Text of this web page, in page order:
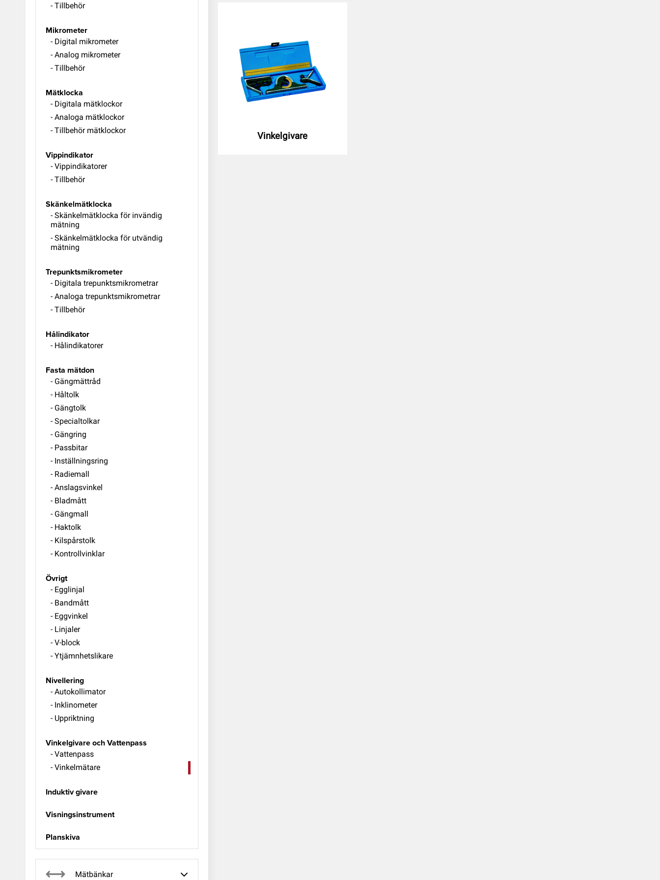
- Tillbehör
Mikrometer
- Digital mikrometer
- Analog mikrometer
- Tillbehör
Mätklocka
- Digitala mätklockor
- Analoga mätklockor
- Tillbehör mätklockor
Vippindikator
- Vippindikatorer
- Tillbehör
Skänkelmätklocka
- Skänkelmätklocka för invändig
mätning
- Skänkelmätklocka för utvändig
mätning
Trepunktsmikrometer
- Digitala trepunktsmikrometrar
- Analoga trepunktsmikrometrar
- Tillbehör
Hålindikator
- Hålindikatorer
Fasta mätdon
- Gängmättråd
- Håltolk
- Gängtolk
- Specialtolkar
- Gängring
- Passbitar
- Inställningsring
- Radiemall
- Anslagsvinkel
- Bladmått
- Gängmall
- Haktolk
- Kilspårstolk
- Kontrollvinklar
Övrigt
- Egglinjal
- Bandmått
- Eggvinkel
- Linjaler
- V-block
- Ytjämnhetslikare
Nivellering
- Autokollimator
- Inklinometer
- Uppriktning
Vinkelgivare och Vattenpass
- Vattenpass
- Vinkelmätare
Induktiv givare
Visningsinstrument
Planskiva
Mätbänkar
Vinkelgivare